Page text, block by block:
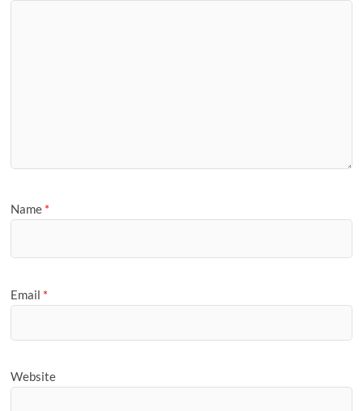
Name *
Email *
Website